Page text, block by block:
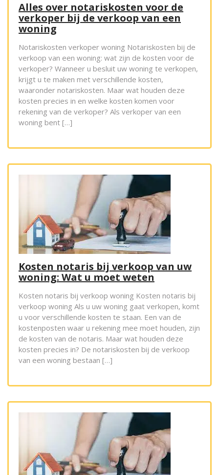
Alles over notariskosten voor de
verkoper bij de verkoop van een
woning
Notariskosten verkoper woning Notariskosten bij de
verkoop van een woning: wat zijn de kosten voor de
verkoper? Wanneer u besluit uw woning te verkopen,
krijgt u te maken met verschillende kosten,
waaronder notariskosten. Maar wat houden deze
kosten precies in en welke kosten komen voor
rekening van de verkoper? Als verkoper van een
woning bent […]
Kosten notaris bij verkoop van uw
woning: Wat u moet weten
Kosten notaris bij verkoop woning Kosten notaris bij
verkoop woning Als u uw woning gaat verkopen, komt
u voor verschillende kosten te staan. Een van de
kostenposten waar u rekening mee moet houden, zijn
de kosten van de notaris. Maar wat houden deze
kosten precies in? De notariskosten bij de verkoop
van een woning bestaan […]